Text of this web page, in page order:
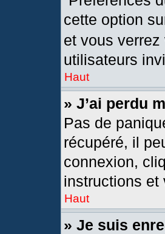
cette option
et vous
utilisateurs
Haut
» J’ai perdu
Pas de
récupéré, il
connexion,
instructions et
Haut
» Je suis